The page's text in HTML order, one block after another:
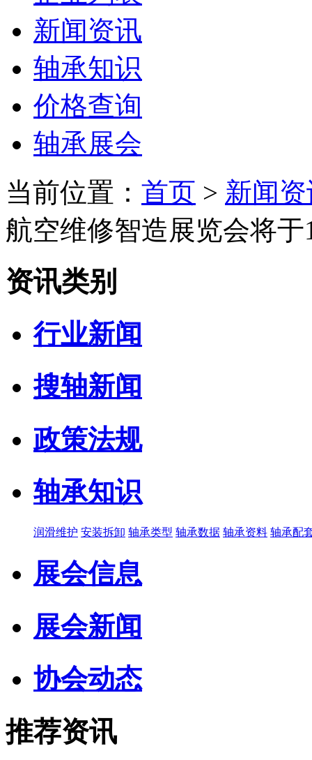
新闻资讯
轴承知识
价格查询
轴承展会
当前位置： 首页 > 新闻
航空维修智造展览会将
资讯类别
行业新闻
搜轴新闻
政策法规
轴承知识
润滑维护 安装拆卸 轴承类型 轴承数据 轴承资料 轴承配
展会信息
展会新闻
协会动态
推荐资讯